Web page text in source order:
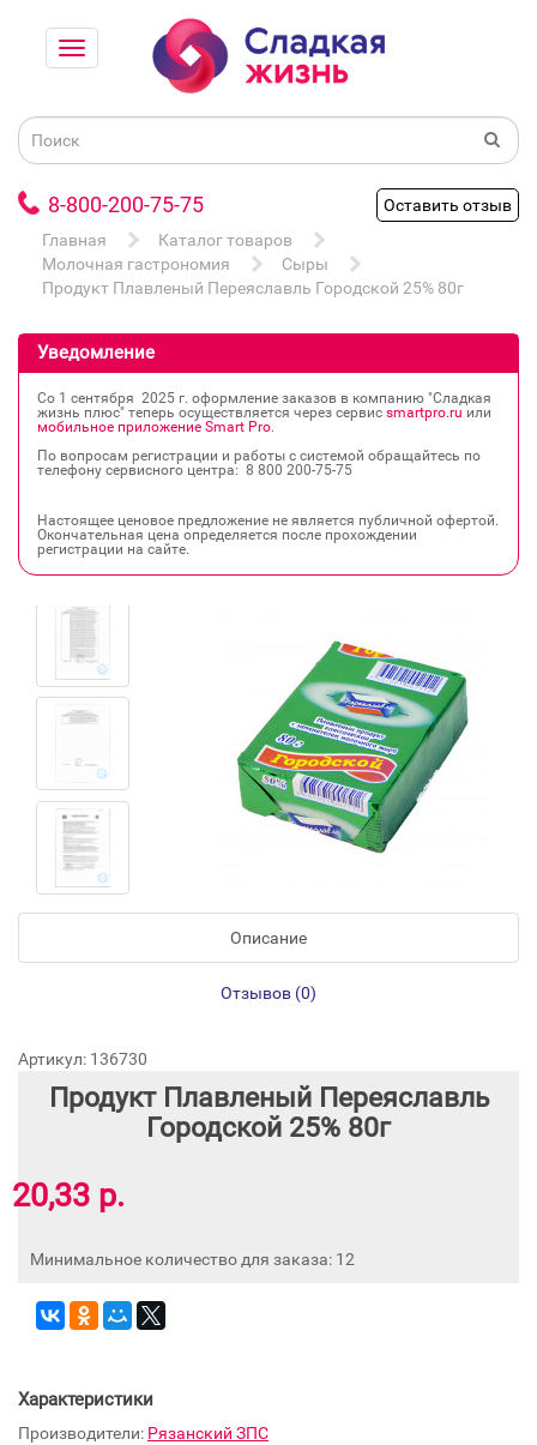
8-800-200-75-75
Оставить отзыв
Главная
Каталог товаров
Молочная гастрономия
Сыры
Продукт Плавленый Переяславль Городской 25% 80г
Уведомление
Со 1 сентября 2025 г. оформление заказов в компанию "Сладкая
жизнь плюс" теперь осуществляется через сервис smartpro.ru или
мобильное приложение Smart Pro.
По вопросам регистрации и работы с системой обращайтесь по
телефону сервисного центра: 8 800 200‐75‐75
Настоящее ценовое предложение не является публичной офертой.
Окончательная цена определяется после прохождении
регистрации на сайте.
Описание
Отзывов (0)
Артикул: 136730
Продукт Плавленый Переяславль
Городской 25% 80г
20,33 р.
Минимальное количество для заказа: 12
Характеристики
Производители: Рязанский ЗПС